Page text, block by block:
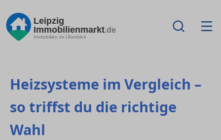
Leipzig
Immobilienmarkt.de
Immobilien im Überblick
Heizsysteme im Vergleich –
so triffst du die richtige
Wahl